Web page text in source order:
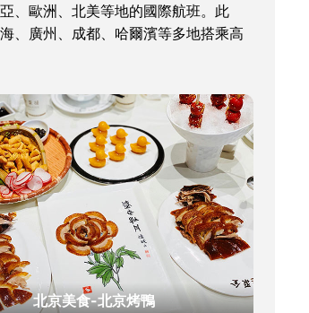
、歐洲、北美等地的國際航班。此
、廣州、成都、哈爾濱等多地搭乘高
北京美食-北京烤鴨